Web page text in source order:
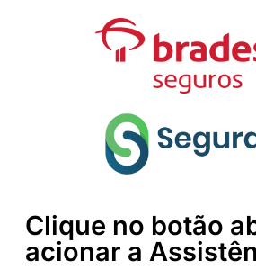
Clique no botão
acionar a